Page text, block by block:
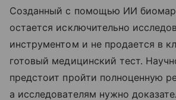
Созданный с помощью ИИ
остается исключительно
инструментом и не продается в
готовый медицинский тест.
предстоит пройти полноценную
а исследователям нужно